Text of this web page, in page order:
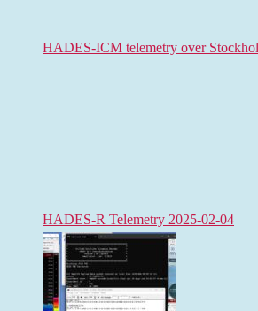
HADES-ICM telemetry over
HADES-R Telemetry 2025-02-04